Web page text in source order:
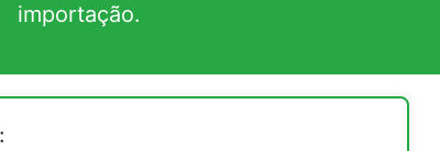
importação.